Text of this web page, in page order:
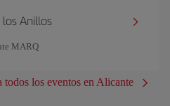
Anillos
MARQ
todos los eventos en Alicante